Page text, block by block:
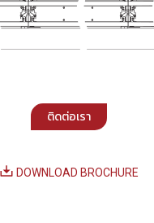
ติดต่อเรา
DOWNLOAD BROCHURE